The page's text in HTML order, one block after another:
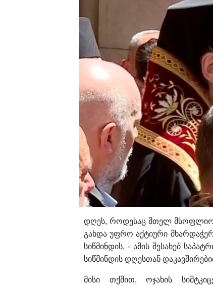
დღეს, როდესაც მთელ
გახდა უფრო აქტიური
სიწმინდის, - ამის შესახებ
სიწმინდის დღესთან
მისი თქმით, ოჯახის